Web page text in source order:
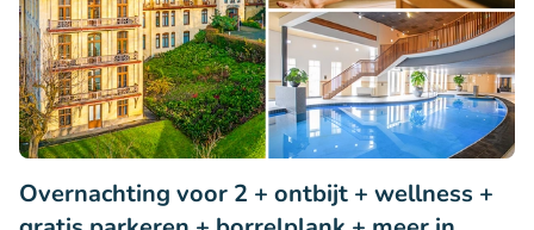
Overnachting voor 2 + ontbijt + wellness +